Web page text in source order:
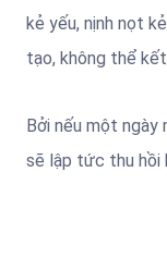
kẻ yếu, nịnh nọt
tạo, không thể
Bởi nếu một ngày
sẽ lập tức thu hồi